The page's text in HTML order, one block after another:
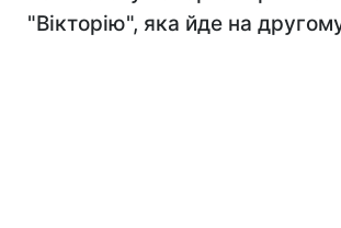
"Вікторію", яка йде на